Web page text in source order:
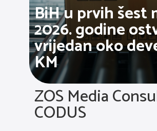
BiH u prvih šest
2026. godine
vrijedan oko
KM
ZOS Media
CODUS